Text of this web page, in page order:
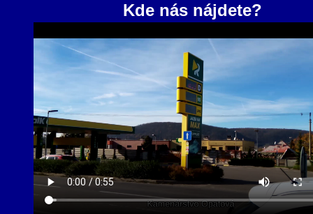
Kde nás nájdete?